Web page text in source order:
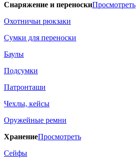
Снаряжение и переноскиПросмотреть
Охотничьи рюкзаки
Сумки для переноски
Баулы
Подсумки
Патронташи
Чехлы, кейсы
Оружейные ремни
ХранениеПросмотреть
Сейфы